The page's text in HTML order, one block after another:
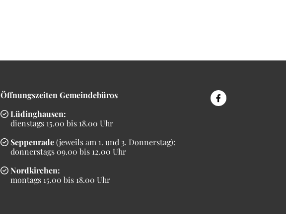
Öffnungszeiten Gemeindebüros
 Lüdinghausen:
dienstags 15.00 bis 18.00 Uhr
 Seppenrade(jeweils am 1. und 3. Donnerstag):
donnerstags 09.00 bis 12.00 Uhr
 Nordkirchen:
montags 15.00 bis 18.00 Uhr